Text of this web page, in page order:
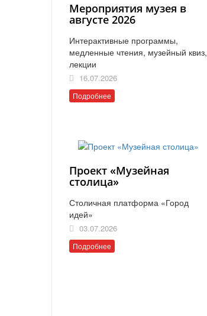
Мероприятия музея в
августе 2026
Интерактивные программы,
медленные чтения, музейный квиз,
лекции
16.07.2026
Подробнее
Проект «Музейная
столица»
Столичная платформа «Город
идей»
03.07.2026
Подробнее